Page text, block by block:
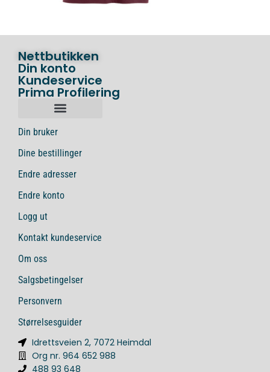
Nettbutikken
Din konto
Kundeservice
Prima Profilering
Din bruker
Dine bestillinger
Endre adresser
Endre konto
Logg ut
Kontakt kundeservice
Om oss
Salgsbetingelser
Personvern
Størrelsesguider
Idrettsveien 2, 7072 Heimdal
Org nr. 964 652 988
488 93 648